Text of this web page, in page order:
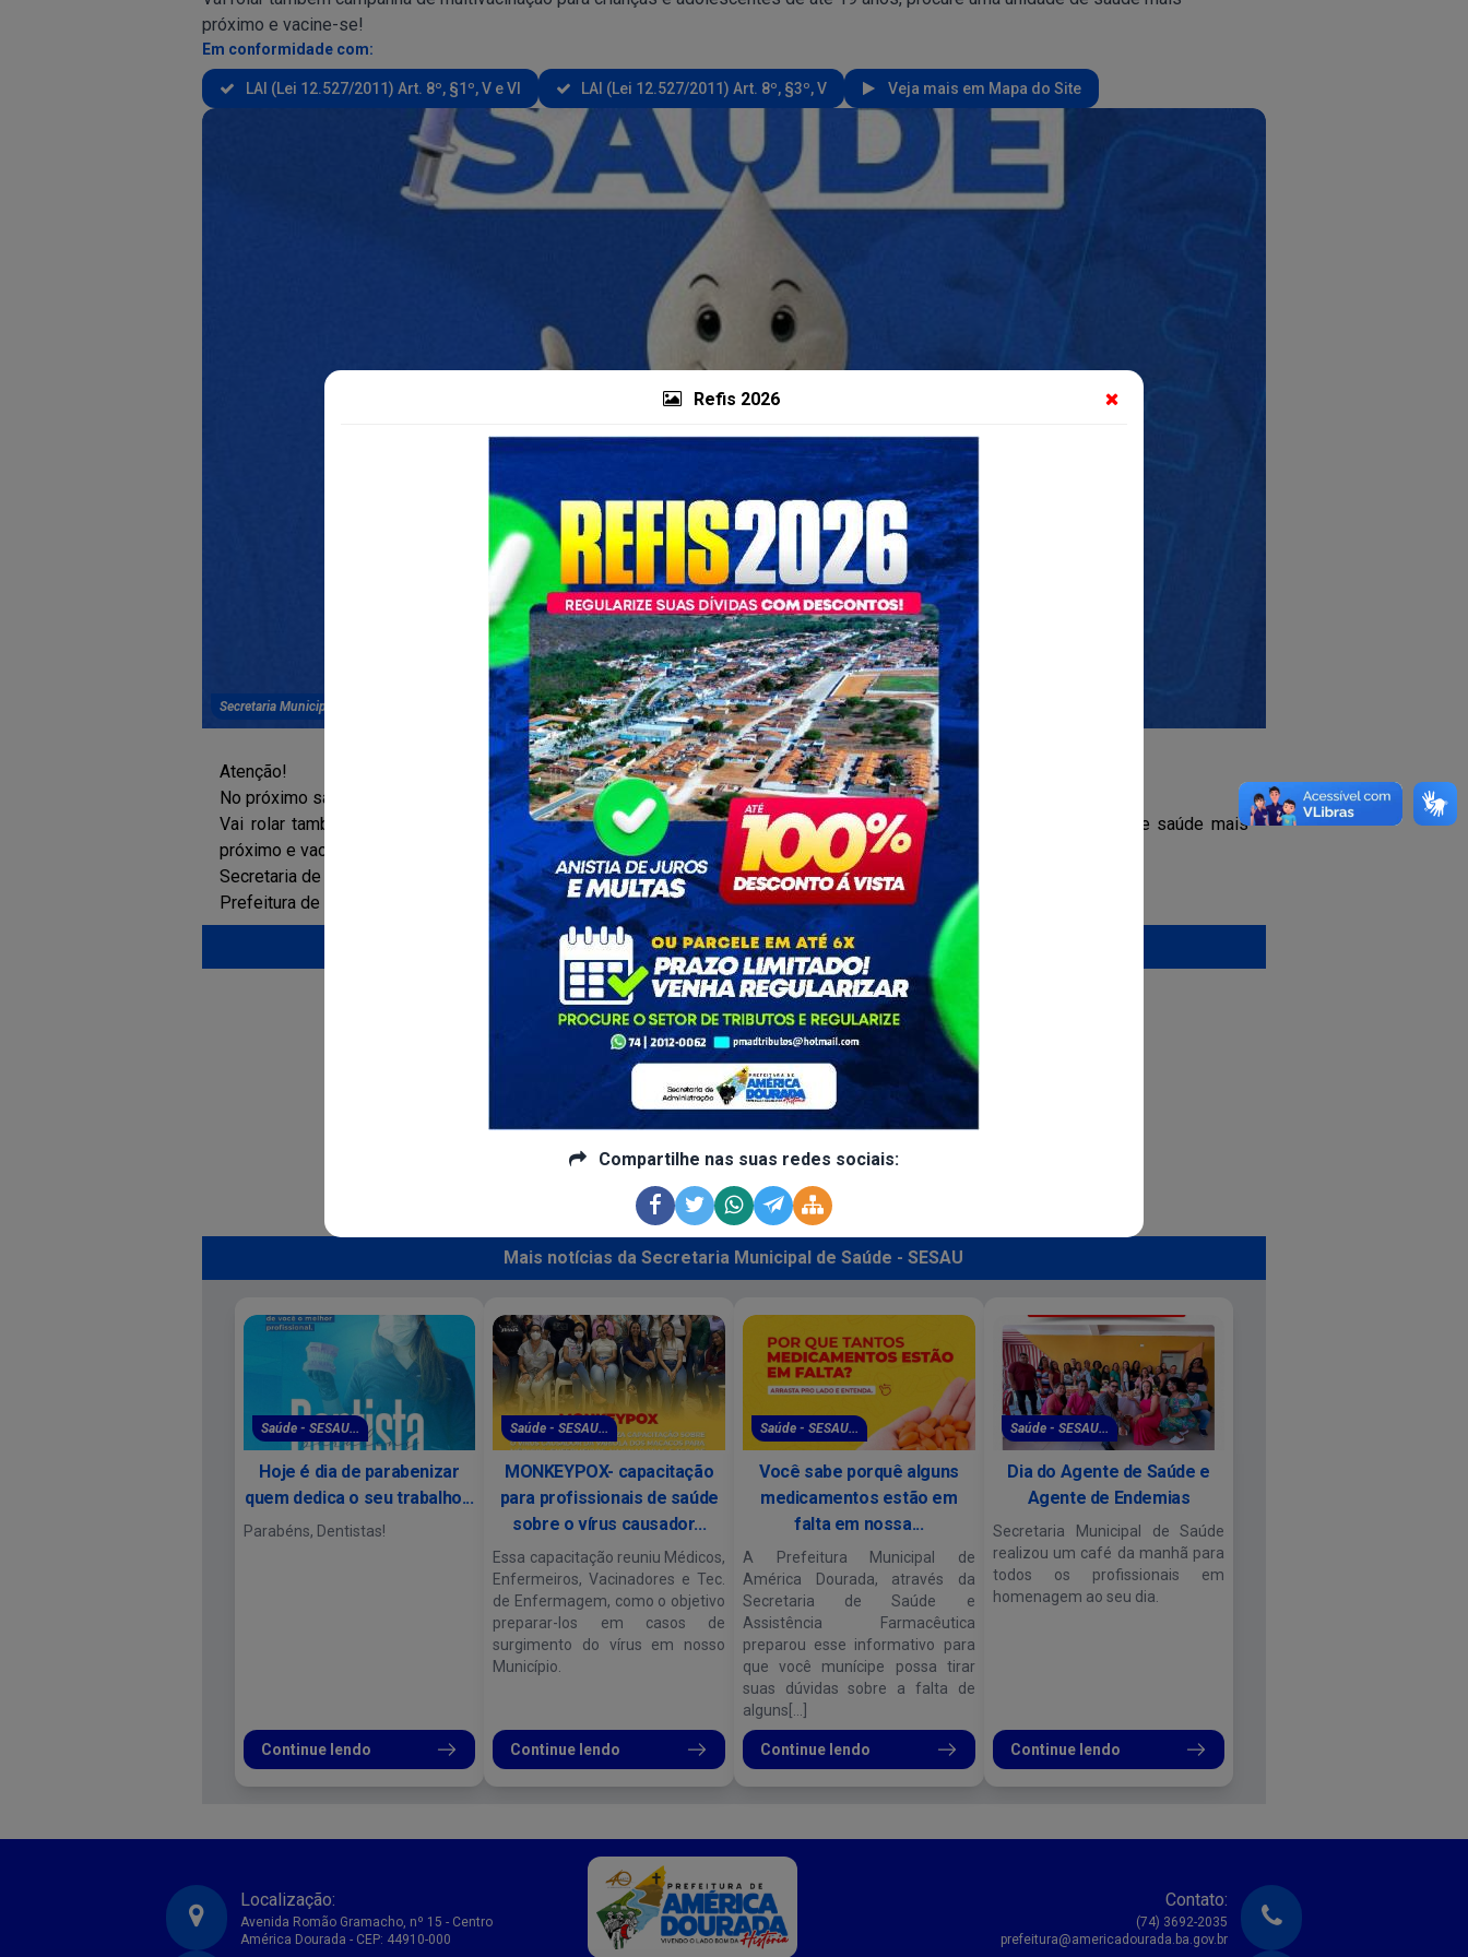
Refis 2026
Compartilhe nas suas redes sociais:
próximo e vacine-se!
Em conformidade com:
LAI (Lei 12.527/2011) Art. 8º, §1º, V e VI LAI (Lei 12.527/2011) Art. 8º, §3º, V Veja mais em Mapa do Site
Secretaria Municipal de Saúde - SESAU
18/08/2022 726 visualizações
Atenção!
No próximo sábado, dia 20, vai rolar vacinação contra a poliomielite para crianças de 1 ano a menos de 5 anos de idade.
Vai rolar também campanha de multivacinação para crianças e adolescentes de até 19 anos, procure uma unidade de saúde mais
próximo e vacine-se!
Secretaria de Saúde | SESAU
Prefeitura de América Dourada | nossa terra, nossa gente.
Galeria de Imagens
Compartilhe nas suas redes sociais:
Mais notícias da Secretaria Municipal de Saúde - SESAU
Saúde - SESAU...
Hoje é dia de parabenizar
quem dedica o seu trabalho...
Parabéns, Dentistas!
Continue lendo
Saúde - SESAU...
MONKEYPOX- capacitação
para profissionais de saúde
sobre o vírus causador...
Essa capacitação reuniu Médicos,
Enfermeiros, Vacinadores e Tec.
de Enfermagem, como o objetivo
preparar-los em casos de
surgimento do vírus em nosso
Município.
Continue lendo
Saúde - SESAU...
Você sabe porquê alguns
medicamentos estão em
falta em nossa...
A Prefeitura Municipal de
América Dourada, através da
Secretaria de Saúde e
Assistência Farmacêutica
preparou esse informativo para
que você munícipe possa tirar
suas dúvidas sobre a falta de
alguns[...]
Continue lendo
Saúde - SESAU...
Dia do Agente de Saúde e
Agente de Endemias
Secretaria Municipal de Saúde
realizou um café da manhã para
todos os profissionais em
homenagem ao seu dia.
Continue lendo
Localização:
Avenida Romão Gramacho, nº 15 - Centro
América Dourada - CEP: 44910-000
Contato:
(74) 3692-2035
prefeitura@americadourada.ba.gov.br